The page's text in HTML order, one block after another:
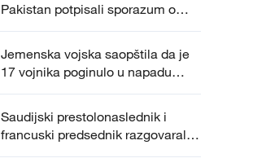
Pakistan potpisali sporazum o
zajedničkoj odbrani
Jemenska vojska saopštila da je
17 vojnika poginulo u napadu
Hutija.
Saudijski prestolonaslednik i
francuski predsednik razgovarali o
najnovijim regionalnim